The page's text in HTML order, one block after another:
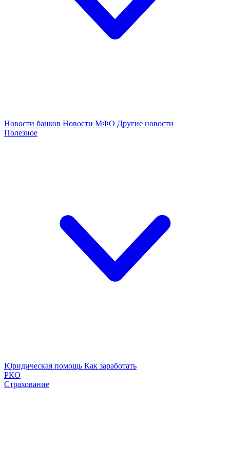
Новости банков Новости МФО Другие новости
Полезное
Юридическая помощь Как заработать
РКО
Страхование